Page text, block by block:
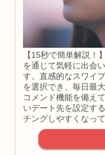
【15秒で簡単解説！
を通じて気軽に出会
す。直感的なスワイ
を選択でき、毎日最
コメンド機能を備え
いデート先を設定す
チングしやすくなっ